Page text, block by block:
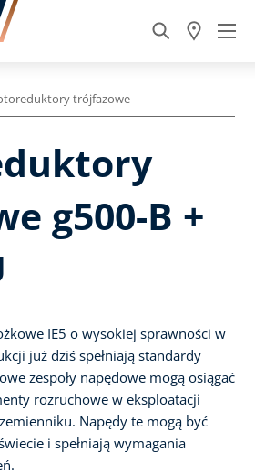
trójfazowe
g500-B +
IE5 o wysokiej sprawności w
już dziś spełniają standardy
zespoły napędowe mogą osiągać
rozruchowe w eksploatacji
Napędy te mogą być
i spełniają wymagania